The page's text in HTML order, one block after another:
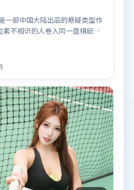
一部中国大陆出品的悬疑类型作
素不相识的人卷入同一盘棋局，
类型元素被重新组合，既致敬
由宁浩执导，河正宇、白宇、
演。影片于2017年6月7日（中